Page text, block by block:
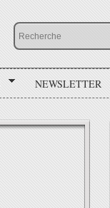
NEWSLETTER